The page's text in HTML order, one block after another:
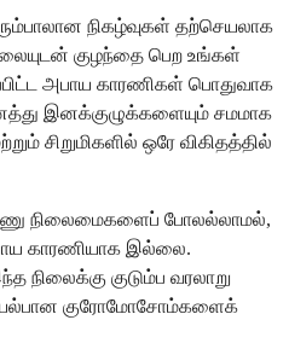
நிகழ்வுகள் தற்செயலாக
குழந்தை பெற உங்கள்
அபாய காரணிகள் பொதுவாக
இனக்குழுக்களையும் சமமாக
சிறுமிகளில் ஒரே விகிதத்தில்
நிலைமைகளைப் போலல்லாமல்,
காரணியாக இல்லை.
நிலைக்கு குடும்ப வரலாறு
குரோமோசோம்களைக்